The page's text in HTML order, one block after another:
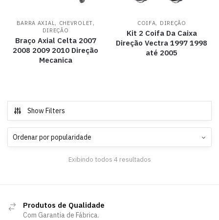
BARRA AXIAL, CHEVROLET,
DIREÇÃO
Braço Axial Celta 2007
2008 2009 2010 Direção
Mecanica
COIFA, DIREÇÃO
Kit 2 Coifa Da Caixa
Direção Vectra 1997 1998
até 2005
Show Filters
Exibindo todos 4 resultados
Produtos de Qualidade
Com Garantia de Fábrica.